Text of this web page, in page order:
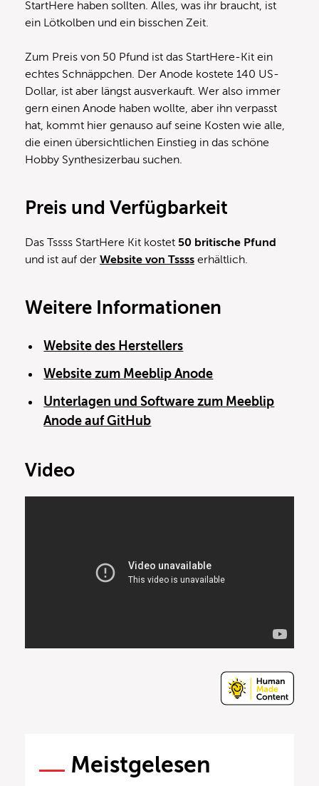
StartHere haben sollten. Alles, was ihr braucht, ist
ein Lötkolben und ein bisschen Zeit.
Zum Preis von 50 Pfund ist das StartHere-Kit ein
echtes Schnäppchen. Der Anode kostete 140 US-
Dollar, ist aber längst ausverkauft. Wer also immer
gern einen Anode haben wollte, aber ihn verpasst
hat, kommt hier genauso auf seine Kosten wie alle,
die einen übersichtlichen Einstieg in das schöne
Hobby Synthesizerbau suchen.
Preis und Verfügbarkeit
Das Tssss StartHere Kit kostet 50 britische Pfund
und ist auf der Website von Tssss erhältlich.
Weitere Informationen
Website des Herstellers
Website zum Meeblip Anode
Unterlagen und Software zum Meeblip
Anode auf GitHub
Video
Meistgelesen